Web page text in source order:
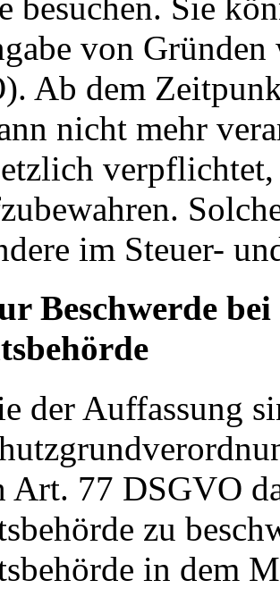
von
Ab dem
nicht mehr
im Steuer-
Beschwerde
der Auffassung
Art. 77 DSGVO
zu
in dem